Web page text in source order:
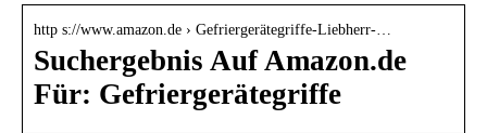
http s://www.amazon.de › Gefriergerätegriffe-Liebherr-…
Suchergebnis Auf Amazon.de
Für: Gefriergerätegriffe